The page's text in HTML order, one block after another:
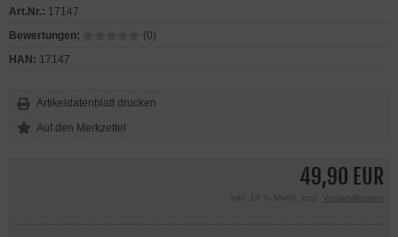
49,90 EUR
inkl. 19 % MwSt. zzgl. Versandkosten
Art.Nr.: 17147
Bewertungen:
(0)
HAN: 17147
Artikeldatenblatt drucken